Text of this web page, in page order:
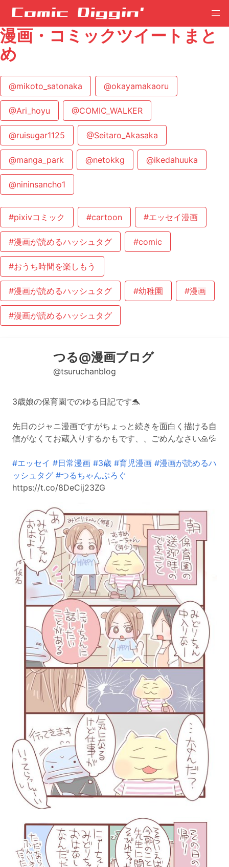
漫画・コミックツイートまと
め
@mikoto_satonaka @okayamakaoru
@Ari_hoyu @COMIC_WALKER
@ruisugar1125 @Seitaro_Akasaka
@manga_park @netokkg @ikedahuuka
@nininsancho1
#pixivコミック #cartoon #エッセイ漫画
#漫画が読めるハッシュタグ #comic
#おうち時間を楽しもう
#漫画が読めるハッシュタグ #幼稚園 #漫画
#漫画が読めるハッシュタグ
つる@漫画ブログ
@tsuruchanblog
3歳娘の保育園でのゆる日記です🐬
先日のジャニ漫画ですがちょっと続きを面白く描ける自
信がなくてお蔵入りするかもです、、ごめんなさい🙏💦
#エッセイ #日常漫画 #3歳 #育児漫画 #漫画が読めるハ
ッシュタグ #つるちゃんぶろぐ
https://t.co/8DeCij23ZG